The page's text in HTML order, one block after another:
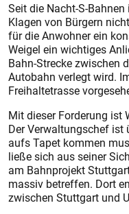
Seit die Nacht-S-
Klagen von Bürgern
für die Anwohner ein
Weigel ein wichtiges
Bahn-Strecke zwischen
Autobahn verlegt wird.
Freihaltetrasse
Mit dieser Forderung ist
Der Verwaltungschef ist
aufs Tapet kommen
ließe sich aus seiner
am Bahnprojekt
massiv betreffen. Dort
zwischen Stuttgart und